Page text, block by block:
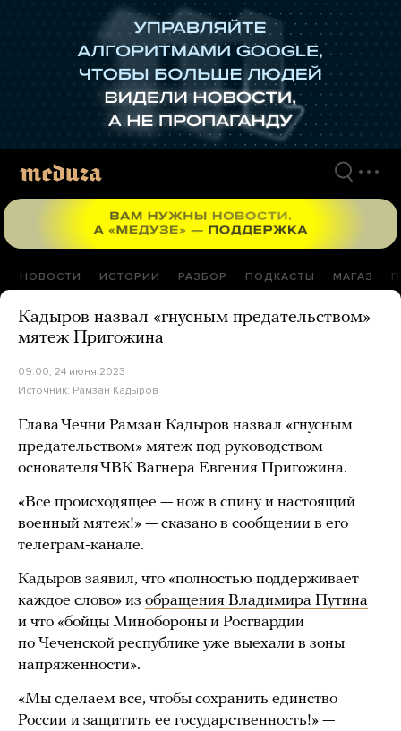
НОВОСТИ ИСТОРИИ РАЗБОР ПОДКАСТЫ МАГАЗ
Кадыров назвал «гнусным предательством»
мятеж Пригожина
09:00, 24 июня 2023
Источник: Рамзан Кадыров
Глава Чечни Рамзан Кадыров назвал «гнусным
предательством» мятеж под руководством
основателя ЧВК Вагнера Евгения Пригожина.
«Все происходящее — нож в спину и настоящий
военный мятеж!» — сказано в сообщении в его
телеграм-канале.
Кадыров заявил, что «полностью поддерживает
каждое слово» из обращения Владимира Путина
и что «бойцы Минобороны и Росгвардии
по Чеченской республике уже выехали в зоны
напряженности».
«Мы сделаем все, чтобы сохранить единство
России и защитить ее государственность!» —